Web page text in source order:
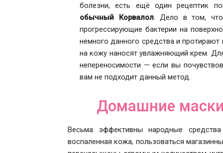
болезни, есть ещё один рецептик
обычный Корвалол. Дело в том, что
прогрессирующие бактерии на
немного данного средства и
на кожу наносят увлажняющий крем.
непереносимости — если вы
вам не подходит данный метод.
Домашние
Весьма эффективны народные
воспаленная кожа, пользоваться